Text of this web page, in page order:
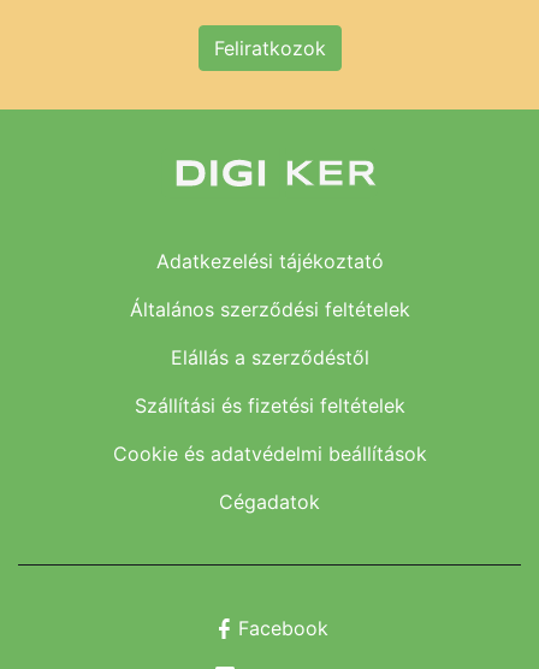
Feliratkozok
Adatkezelési tájékoztató
Általános szerződési feltételek
Elállás a szerződéstől
Szállítási és fizetési feltételek
Cookie és adatvédelmi beállítások
Cégadatok
Facebook